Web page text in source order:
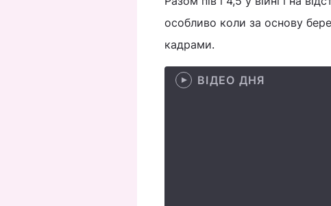
особливо коли за основу
кадрами.
ВІДЕО ДНЯ